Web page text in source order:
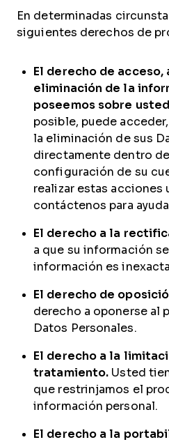
En determinadas
siguientes derechos de
El derecho de
eliminación de la
poseemos sobre
posible, puede
la eliminación de sus
directamente dentro
configuración de su
realizar estas acciones
contáctenos para
El derecho a la
a que su información
información es
El derecho de
derecho a oponerse al
Datos Personales.
El derecho a la
tratamiento. Usted
que restrinjamos el
información personal.
El derecho a la